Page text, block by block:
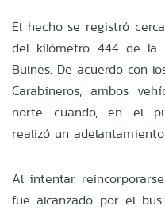
El hecho se registró
del kilómetro 444 de la
Bulnes. De acuerdo con
Carabineros, ambos
norte cuando, en el
realizó un
Al intentar
fue alcanzado por el